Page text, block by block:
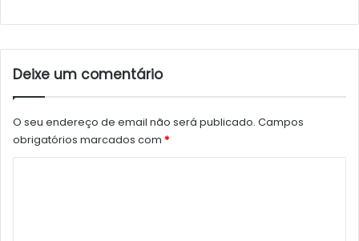
Deixe um comentário
O seu endereço de email não será publicado. Campos
obrigatórios marcados com *